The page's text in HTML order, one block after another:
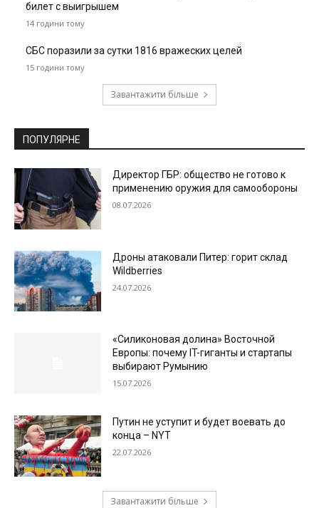
билет с выигрышем
14 години тому
СБС поразили за сутки 1816 вражеских целей
15 години тому
Завантажити більше
ПОПУЛЯРНЕ
Директор ГБР: общество не готово к
применению оружия для самообороны
08.07.2026
Дроны атаковали Питер: горит склад
Wildberries
24.07.2026
«Силиконовая долина» Восточной
Европы: почему IT-гиганты и стартапы
выбирают Румынию
15.07.2026
Путин не уступит и будет воевать до
конца – NYT
22.07.2026
Завантажити більше